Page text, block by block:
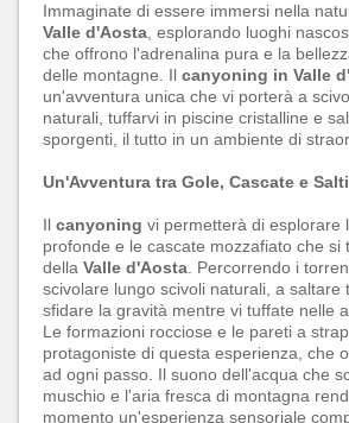
Immaginate di essere immersi nella
Valle d'Aosta , esplorando luoghi
che offrono l'adrenalina pura e la
delle montagne. Il canyoning in Valle
un'avventura unica che vi porterà a
naturali, tuffarvi in piscine cristalline e
sporgenti, il tutto in un ambiente di
Un'Avventura tra Gole, Cascate e
Il canyoning vi permetterà di esplorare
profonde e le cascate mozzafiato che si
della Valle d'Aosta . Percorrendo i
scivolare lungo scivoli naturali, a saltare
sfidare la gravità mentre vi tuffate nelle
Le formazioni rocciose e le pareti a
protagoniste di questa esperienza, che
ad ogni passo. Il suono dell'acqua che
muschio e l'aria fresca di montagna
momento un'esperienza sensoriale